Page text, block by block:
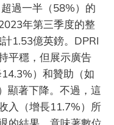
超過一半（58%）的
年第三季度的整
1.53億英鎊。DPRI
平穩，但展示廣告
14.3%）和贊助（如
顯著下降。不過，這
入（增長11.7%）所